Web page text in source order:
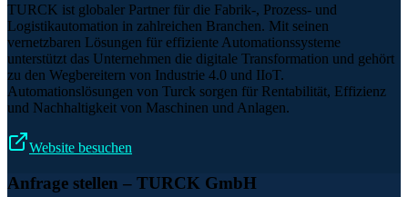
TURCK ist globaler Partner für die Fabrik-, Prozess- und
Logistikautomation in zahlreichen Branchen. Mit seinen
vernetzbaren Lösungen für effiziente Automationssysteme
unterstützt das Unternehmen die digitale Transformation und gehört
zu den Wegbereitern von Industrie 4.0 und IIoT.
Automationslösungen von Turck sorgen für Rentabilität, Effizienz
und Nachhaltigkeit von Maschinen und Anlagen.
Website besuchen
Anfrage stellen – TURCK GmbH